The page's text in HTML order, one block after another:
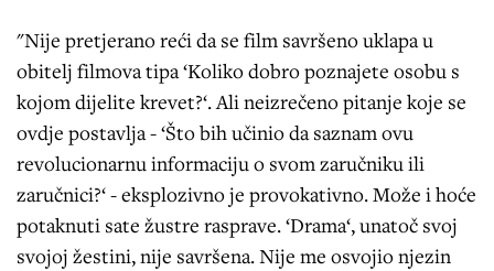
"Nije pretjerano reći da se film savršeno uklapa u
obitelj filmova tipa ‘Koliko dobro poznajete osobu s
kojom dijelite krevet?‘. Ali neizrečeno pitanje koje se
ovdje postavlja - ‘Što bih učinio da saznam ovu
revolucionarnu informaciju o svom zaručniku ili
zaručnici?‘ - eksplozivno je provokativno. Može i hoće
potaknuti sate žustre rasprave. ‘Drama‘, unatoč svoj
svojoj žestini, nije savršena. Nije me osvojio njezin